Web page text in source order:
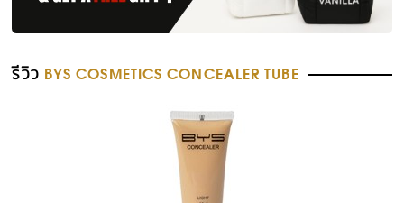
รีวิว BYS COSMETICS CONCEALER TUBE